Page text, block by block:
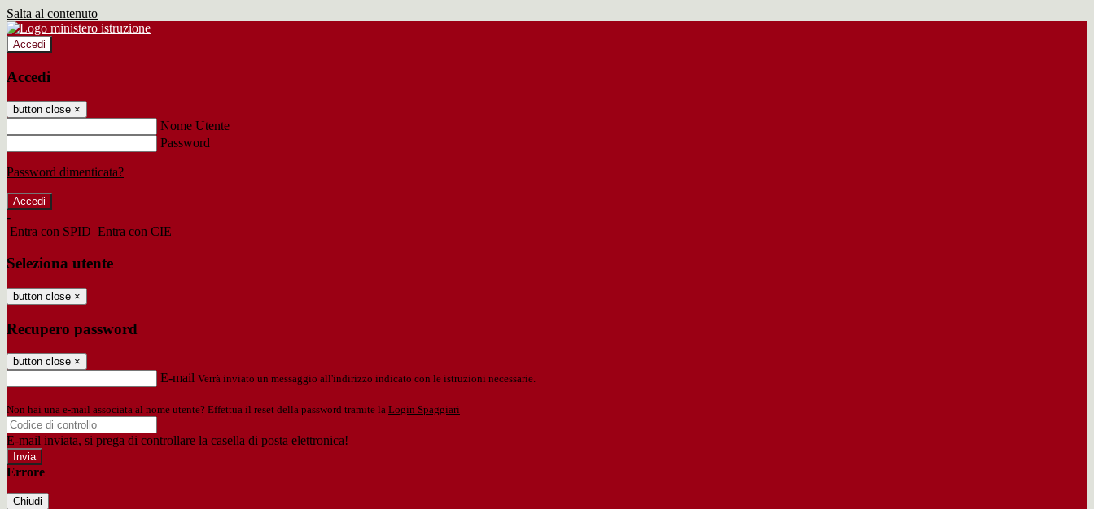
Salta al contenuto
Accedi
Accedi
button close ×
Nome Utente
Password
Password dimenticata?
-
Entra con SPID Entra con CIE
Seleziona utente
button close ×
Recupero password
button close ×
E-mail Verrà inviato un messaggio all'indirizzo indicato con le istruzioni necessarie.
Non hai una e-mail associata al nome utente? Effettua il reset della password tramite la Login Spaggiari
E-mail inviata, si prega di controllare la casella di posta elettronica!
Errore
Chiudi